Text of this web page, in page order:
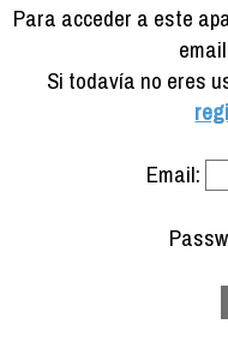
Compañeros de viaje
Info viajeros
Para acceder a este
Si todavía no eres
Email: